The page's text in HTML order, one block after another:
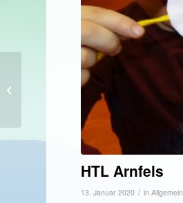
HTL Arnfels
13. Januar 2020 / inAllgemein
Kindersicherheitstag